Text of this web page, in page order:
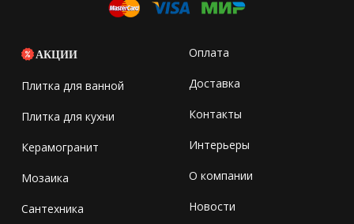
АКЦИИ
Плитка для ванной
Плитка для кухни
Керамогранит
Мозаика
Сантехника
Оплата
Доставка
Контакты
Интерьеры
О компании
Новости